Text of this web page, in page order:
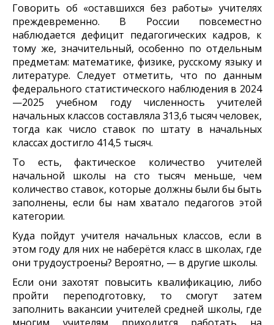
Говорить об «оставшихся без работы» учителях
преждевременно. В России повсеместно
наблюдается дефицит педагогических кадров, к
тому же, значительный, особенно по отдельным
предметам: математике, физике, русскому языку и
литературе. Следует отметить, что по данным
федерального статистического наблюдения в 2024
—2025 учебном году численность учителей
начальных классов составляла 313,6 тысяч человек,
тогда как число ставок по штату в начальных
классах достигло 414,5 тысяч.
То есть, фактическое количество учителей
начальной школы на сто тысяч меньше, чем
количество ставок, которые должны были бы быть
заполнены, если бы нам хватало педагогов этой
категории.
Куда пойдут учителя начальных классов, если в
этом году для них не наберётся класс в школах, где
они трудоустроены? Вероятно, — в другие школы.
Если они захотят повысить квалификацию, либо
пройти переподготовку, то смогут затем
заполнить вакансии учителей средней школы, где